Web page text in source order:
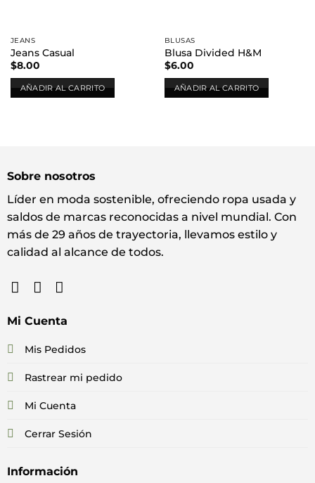
JEANS
Jeans Casual
$8.00
AÑADIR AL CARRITO
BLUSAS
Blusa Divided H&M
$6.00
AÑADIR AL CARRITO
Sobre nosotros
Líder en moda sostenible, ofreciendo ropa usada y
saldos de marcas reconocidas a nivel mundial. Con
más de 29 años de trayectoria, llevamos estilo y
calidad al alcance de todos.
Mi Cuenta
Mis Pedidos
Rastrear mi pedido
Mi Cuenta
Cerrar Sesión
Información